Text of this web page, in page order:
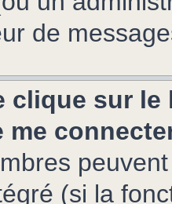
de
clique sur
me
(si la